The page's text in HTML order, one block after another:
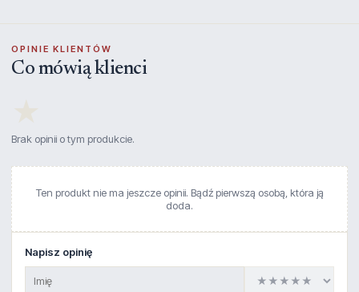
OPINIE KLIENTÓW
Co mówią klienci
Brak opinii o tym produkcie.
Ten produkt nie ma jeszcze opinii. Bądź pierwszą osobą, która ją
doda.
Napisz opinię